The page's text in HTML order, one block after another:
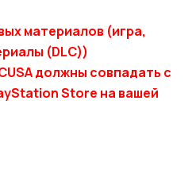
материалов (игра,
(DLC))
должны совпадать с
Store на вашей